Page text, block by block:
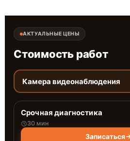
АКТУАЛЬНЫЕ ЦЕНЫ
Стоимость работ
Камера видеонаблюдения
Срочная диагностика
30 мин
Записаться